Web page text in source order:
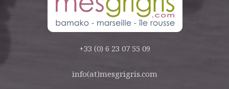
+33 (0) 6 23 07 55 09
info(at)mesgrigris.com